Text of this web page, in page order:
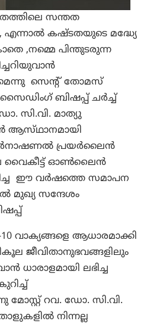
സന്തത
കഷ്ടതയുടെ മദ്ധ്യേ
,നമ്മെ പിന്തുടരുന്ന
സെൻ്റ് തോമസ്
ബിഷപ്പ് ചർച്ച്
സി.വി. മാത്യു
ആസ്‌ഥാനമായി
പ്രയർലെെൻ
വൈകീട്ട് ഓൺലൈൻ
ഈ വർഷത്തെ സമാപന
മുഖ്യ സന്ദേശം
വാക്യങ്ങളെ ആധാരമാക്കി
ജീവിതാനുഭവങ്ങളിലും
ധാരാളമായി ലഭിച്ച
മോസ്റ്റ് റവ. ഡോ. സി.വി.
നിന്നല്ല